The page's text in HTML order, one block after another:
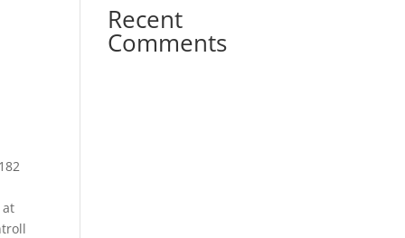
at
Recent
Comments